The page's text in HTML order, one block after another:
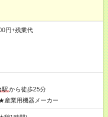
円+残業代
駅から徒歩25分
業用機器メーカー